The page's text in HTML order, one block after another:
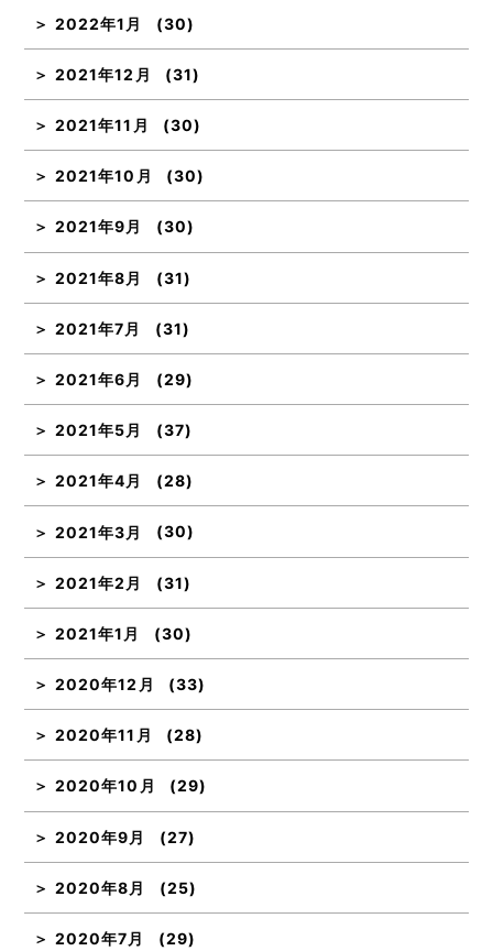
2022年1月 (30)
2021年12月 (31)
2021年11月 (30)
2021年10月 (30)
2021年9月 (30)
2021年8月 (31)
2021年7月 (31)
2021年6月 (29)
2021年5月 (37)
2021年4月 (28)
2021年3月 (30)
2021年2月 (31)
2021年1月 (30)
2020年12月 (33)
2020年11月 (28)
2020年10月 (29)
2020年9月 (27)
2020年8月 (25)
2020年7月 (29)